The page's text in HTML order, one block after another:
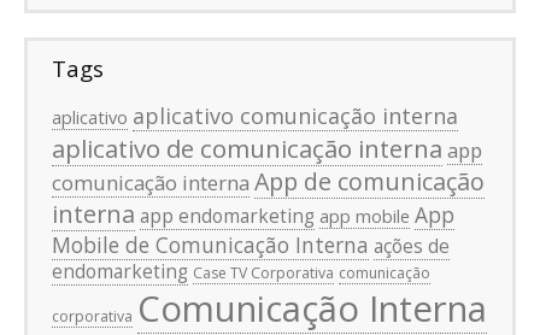
Tags
aplicativo aplicativo comunicação interna
aplicativo de comunicação interna app
comunicação interna App de comunicação
interna app endomarketing app mobile App
Mobile de Comunicação Interna ações de
endomarketing Case TV Corporativa comunicação
corporativa Comunicação Interna